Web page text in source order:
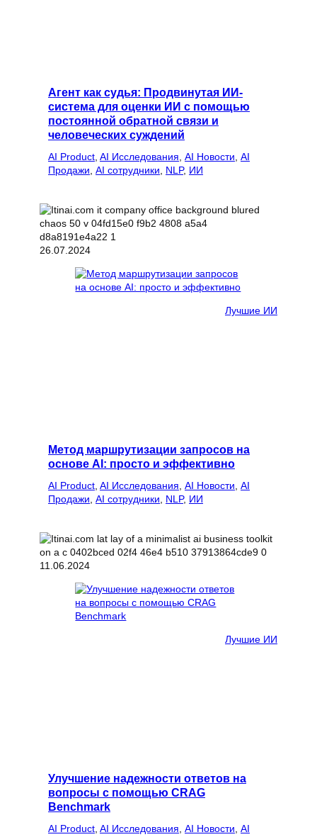
Агент как судья: Продвинутая ИИ-
система для оценки ИИ с помощью
постоянной обратной связи и
человеческих суждений
AI Product AI Исследования AI Новости AI
Продажи AI сотрудники NLP, ИИ
26.07.2024
Лучшие ИИ
Метод маршрутизации запросов на
основе AI: просто и эффективно
AI Product AI Исследования AI Новости AI
Продажи AI сотрудники NLP, ИИ
11.06.2024
Лучшие ИИ
Улучшение надежности ответов на
вопросы с помощью CRAG
Benchmark
AI Product AI Исследования AI Новости AI